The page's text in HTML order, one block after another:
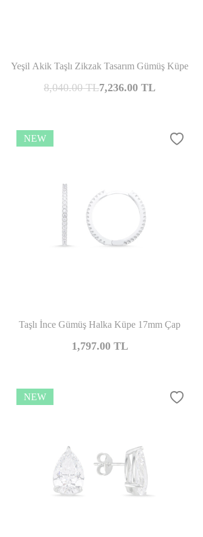
Yeşil Akik Taşlı Zikzak Tasarım Gümüş Küpe
8,040.00TL7,236.00 TL
NEW
Taşlı İnce Gümüş Halka Küpe 17mm Çap
1,797.00TL
NEW